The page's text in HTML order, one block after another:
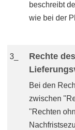
beschreibt
wie bei der
3_
Rechte
Bei den
zwischen
"Rechten